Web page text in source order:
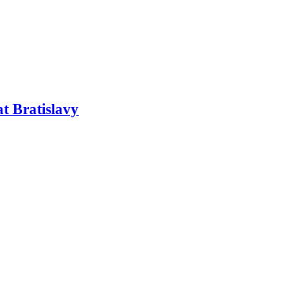
Bratislavy